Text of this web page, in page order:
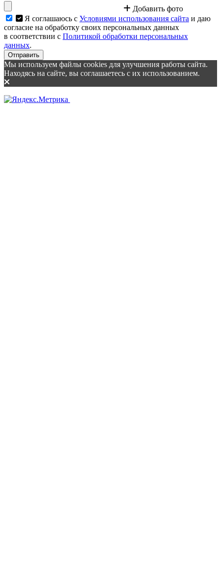
Добавить фото
Я соглашаюсь с Условиями использования сайта и даю
согласие на обработку своих персональных данных
в соответствии с Политикой обработки персональных
данных.
Отправить
Мы используем файлы cookies для улучшения работы сайта.
Находясь на сайте, вы соглашаетесь с их использованием.